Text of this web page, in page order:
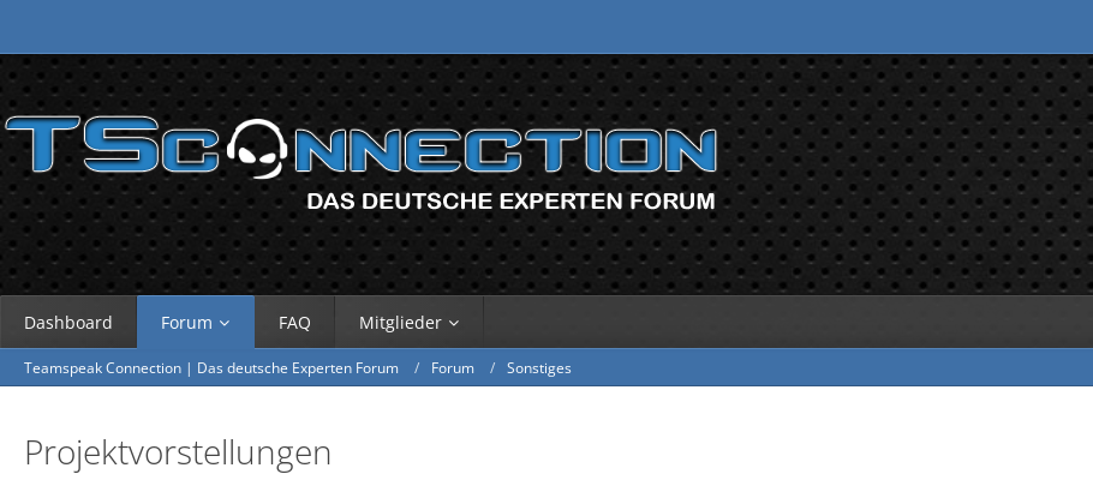
Dashboard Forum FAQ Mitglieder
Teamspeak Connection | Das deutsche Experten Forum Forum Sonstiges
Projektvorstellungen